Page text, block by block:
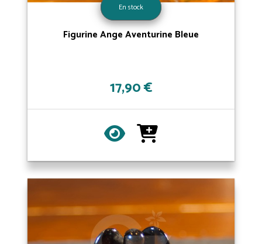
En stock
Figurine Ange Aventurine Bleue
17,90 €